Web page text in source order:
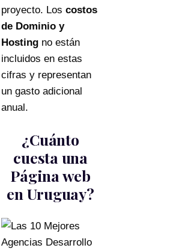
proyecto. Los costos
de Dominio y
Hosting no están
incluidos en estas
cifras y representan
un gasto adicional
anual.
¿Cuánto
cuesta una
Página web
en Uruguay?